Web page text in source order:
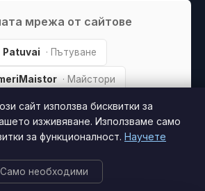
мрежа от сайтове
Patuvai · Пътуване
· Майстори
· Парфюми
· Дом и градина
сайт използва бисквитки за
изживяване. Използваме само
за функционалност. Научете
Само необходими